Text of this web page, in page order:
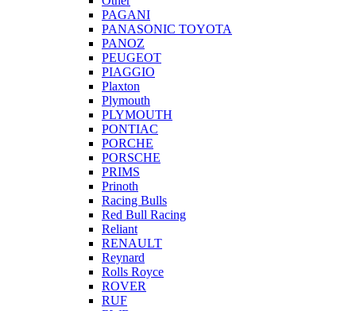
PAGANI
PANASONIC TOYOTA
PANOZ
PEUGEOT
PIAGGIO
Plaxton
Plymouth
PLYMOUTH
PONTIAC
PORCHE
PORSCHE
PRIMS
Prinoth
Racing Bulls
Red Bull Racing
Reliant
RENAULT
Reynard
Rolls Royce
ROVER
RUF